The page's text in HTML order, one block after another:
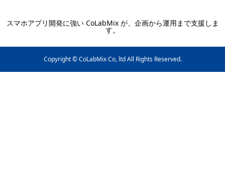
スマホアプリ開発に強い CoLabMix が、企画から運用まで支援しま
す。
Copyright © CoLabMix Co, ltd All Rights Reserved.